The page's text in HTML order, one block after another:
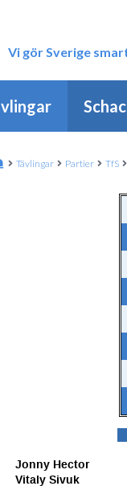
Vi gör Sverige
Tävlingar Partier TfS